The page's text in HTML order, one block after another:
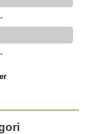
-
-